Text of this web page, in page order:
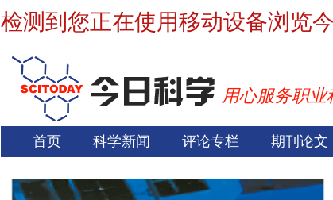
检测到您正在使用移动设备浏览
用心服务职业
首页 科学新闻 评论专栏 期刊论文